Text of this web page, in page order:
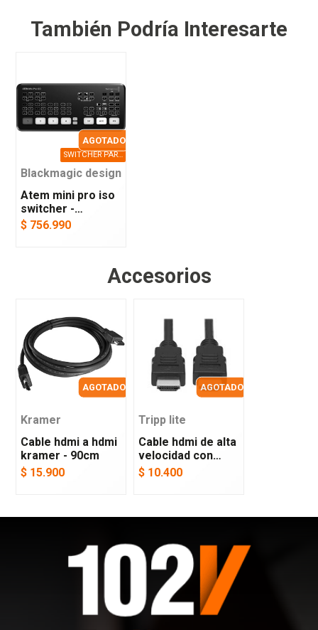
También Podría Interesarte
AGOTADO
SWITCHER PARA 4 ENTRADAS HDMI CON GRABACIÓN INDEPENDIENTE DE FUENTES Y STREAMING
Blackmagic design
Atem mini pro iso
switcher -
blackmagic design
$ 756.990
Accesorios
AGOTADO
Kramer
Cable hdmi a hdmi
kramer - 90cm
$ 15.900
AGOTADO
Tripp lite
Cable hdmi de alta
velocidad con
ethernet - tripp
$ 10.400